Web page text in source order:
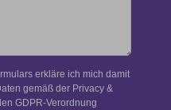
erkläre ich mich damit
gemäß der Privacy &
GDPR-Verordnung